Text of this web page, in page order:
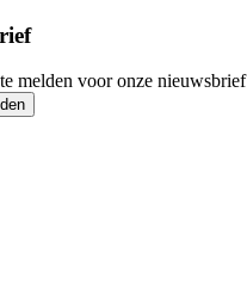
melden voor onze nieuwsbrief